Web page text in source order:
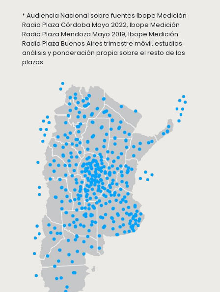
* Audiencia Nacional sobre fuentes Ibope Medición
Radio Plaza Córdoba Mayo 2022, Ibope Medición
Radio Plaza Mendoza Mayo 2019, Ibope Medición
Radio Plaza Buenos Aires trimestre móvil, estudios
análisis y ponderación propia sobre el resto de las
plazas